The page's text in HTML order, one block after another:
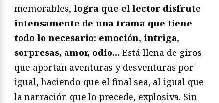
memorables, logra que el lector disfrute
intensamente de una trama que tiene
todo lo necesario: emoción, intriga,
sorpresas, amor, odio… Está llena de giros
que aportan aventuras y desventuras por
igual, haciendo que el final sea, al igual que
la narración que lo precede, explosiva. Sin